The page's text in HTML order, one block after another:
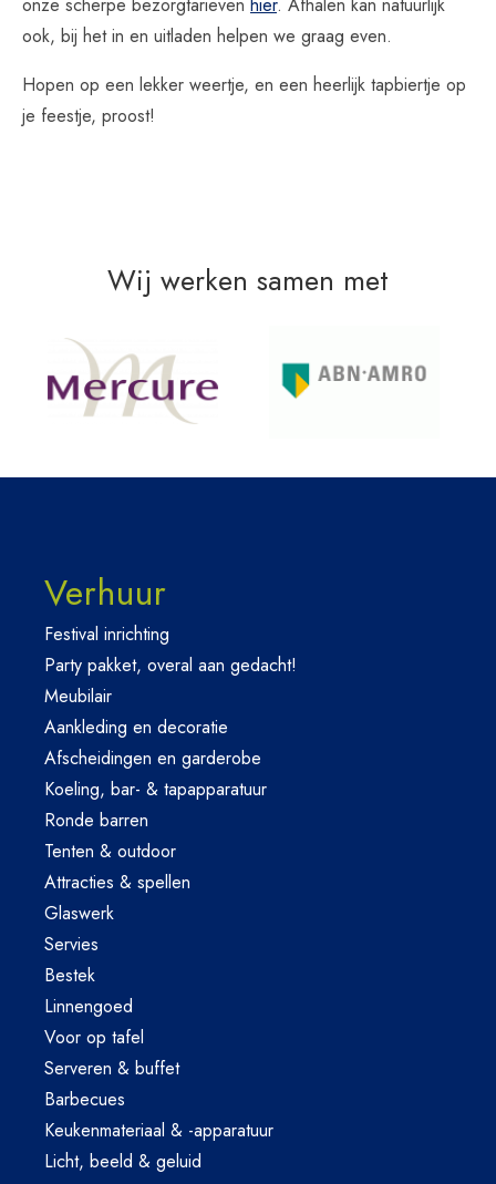
ook, bij het in en uitladen helpen we graag even.
Hopen op een lekker weertje, en een heerlijk tapbiertje op
je feestje, proost!
Wij werken samen met
Verhuur
Festival inrichting
Party pakket, overal aan gedacht!
Meubilair
Aankleding en decoratie
Afscheidingen en garderobe
Koeling, bar- & tapapparatuur
Ronde barren
Tenten & outdoor
Attracties & spellen
Glaswerk
Servies
Bestek
Linnengoed
Voor op tafel
Serveren & buffet
Barbecues
Keukenmateriaal & -apparatuur
Licht, beeld & geluid